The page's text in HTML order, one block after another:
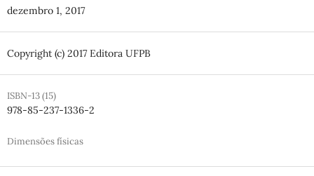
dezembro 1, 2017
Copyright (c) 2017 Editora UFPB
ISBN-13 (15)
978-85-237-1336-2
Dimensões físicas